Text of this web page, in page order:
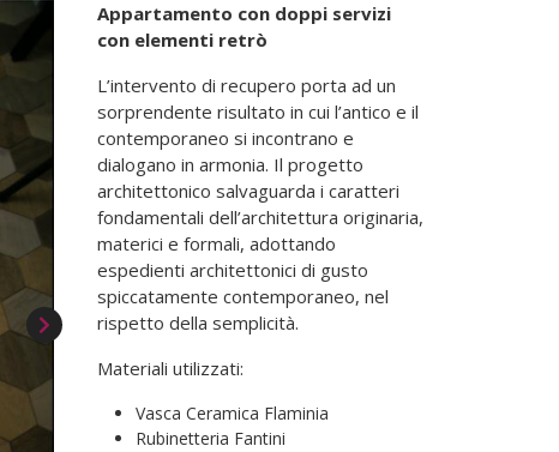
Appartamento con doppi servizi
con elementi retrò
L’intervento di recupero porta ad un
sorprendente risultato in cui l’antico e il
contemporaneo si incontrano e
dialogano in armonia. Il progetto
architettonico salvaguarda i caratteri
fondamentali dell’architettura originaria,
materici e formali, adottando
espedienti architettonici di gusto
spiccatamente contemporaneo, nel
rispetto della semplicità.
Materiali utilizzati:
Vasca Ceramica Flaminia
Rubinetteria Fantini